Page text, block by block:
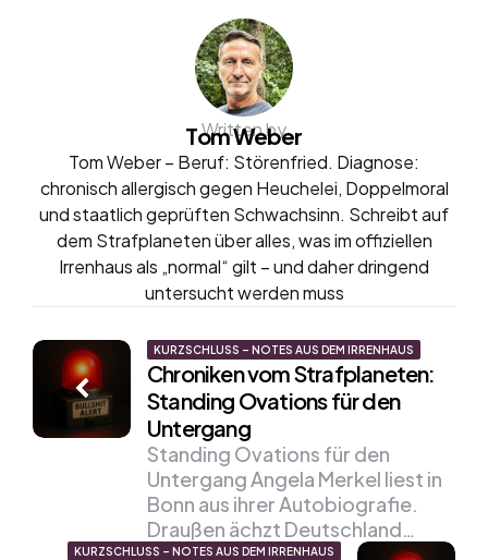
Written by
Tom Weber
Tom Weber – Beruf: Störenfried. Diagnose:
chronisch allergisch gegen Heuchelei, Doppelmoral
und staatlich geprüften Schwachsinn. Schreibt auf
dem Strafplaneten über alles, was im offiziellen
Irrenhaus als „normal“ gilt – und daher dringend
untersucht werden muss
Post
navigation
KURZSCHLUSS – NOTES AUS DEM IRRENHAUS
Chroniken vom Strafplaneten:
Standing Ovations für den
Untergang
Standing Ovations für den
Untergang Angela Merkel liest in
Bonn aus ihrer Autobiografie.
Draußen ächzt Deutschland…
KURZSCHLUSS – NOTES AUS DEM IRRENHAUS